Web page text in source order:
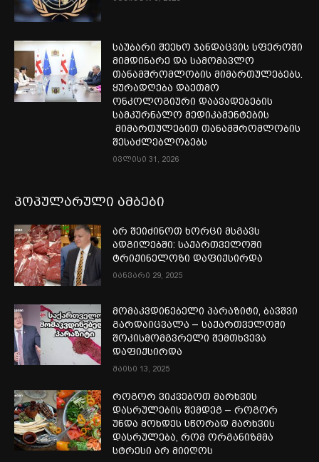
საუბარი შეეხო ჯანდაცვის სფეროში
მიმდინარე და სამომავლო
თანამშრომლობის მიმართულებებს.
ყურადღება დაეთმო
ონკოლოგიური დაავადებების
სამკურნალო მედიკამენტების
მიმართულებით თანამშრომლობის
შესაძლებლობებს
ივლისი 31, 2026
პოპულარული ამბები
არ შეიძინოთ ხორცი მსგავს
ადგილებში: საქართველოში
ტრიქინელოზი დაფიქსირდა
იანვარი 29, 2025
მომაკვდინებელი პარაზიტი, ბავშვი
გარდაიცვალა – საქართველოში
შოკისმომგვრელი შემთხვევა
დაფიქსირდა
მაისი 13, 2025
როგორ ვიკვებოთ მარხვის
დასრულების შემდეგ – როგორ
უნდა მოხდეს სწორად მარხვის
დასრულება, რომ ორგანიზმმა
სტრესი არ მიიღოს